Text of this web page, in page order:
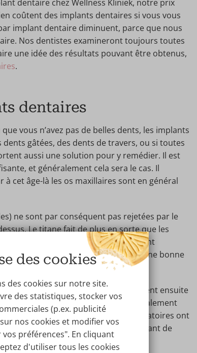
dentaire chez Wellness Kliniek, notre prix
coûtent des implants dentaires si vous vous
implant dentaire diminuent, parce que nous
Nos dentistes examineront toujours toutes
une idée des résultats pouvant être obtenus,
.
dentaires
vous n’avez pas de belles dents, les implants
gâtées, des dents de travers, ou si toutes
aussi une solution pour y remédier. Il est
et généralement cela sera le cas. Il
cet âge-là les os maxillaires sont en général
ne sont par conséquent pas rejetées par le
Le titane fait de plus en sorte que les
légers. Les implants dentaires durent
vie si vous vous efforcez de garder une bonne
et nos dentistes spécialisés peuvent ensuite
de 2 semaines ; vous êtes généralement
gonflements et douleurs postopératoires ont
? Consultez alors notre page contenant de
dentaires.
des cookies
des cookies sur notre site.
des statistiques, stocker vos
(p.ex. publicité
nos cookies et modifier vos
préférences". En cliquant
d'utiliser tous les cookies